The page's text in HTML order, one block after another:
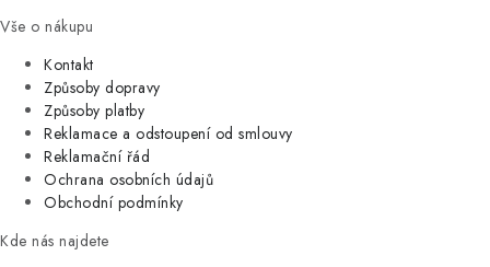
Vše o nákupu
Kontakt
Způsoby dopravy
Způsoby platby
Reklamace a odstoupení od smlouvy
Reklamační řád
Ochrana osobních údajů
Obchodní podmínky
Kde nás najdete
KUCHYNĚ
ORGANIZACE
DOMÁCNOST
ÚKLID